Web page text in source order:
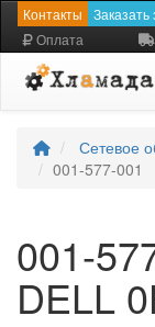
Контакты Заказать
Оплата
Сетевое
001-577-001
001-
DELL